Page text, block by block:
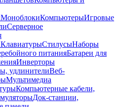
МоноблокиКомпьютерыИгровые
Серверное
КлавиатурыСтилусыНаборы
питанияБатареи для
Инверторы
удлинителиВеб-
Мультимедиа
Компьютерные кабели,
Док-станции,